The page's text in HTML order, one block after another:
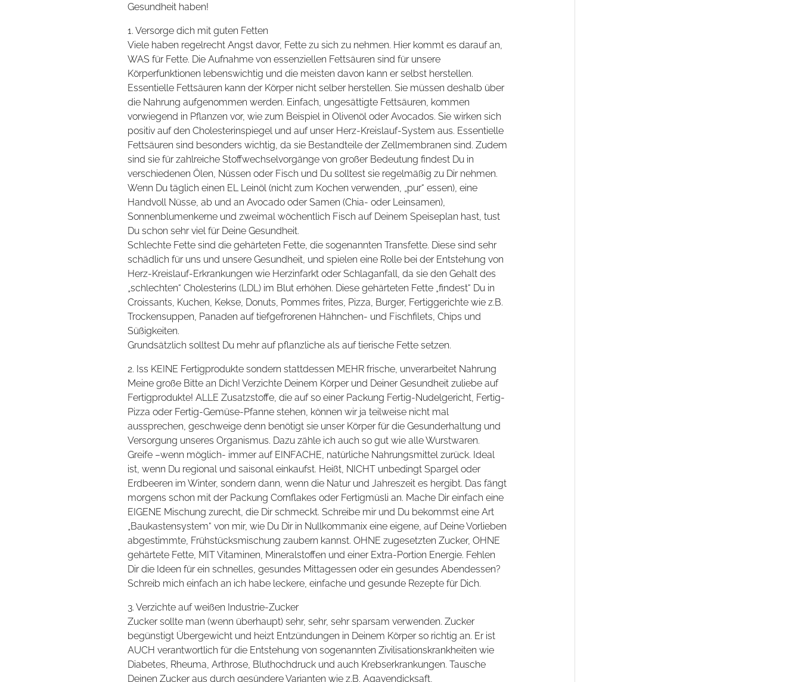
Gesundheit haben!
1. Versorge dich mit guten Fetten
Viele haben regelrecht Angst davor, Fette zu sich zu nehmen. Hier kommt es darauf an,
WAS für Fette. Die Aufnahme von essenziellen Fettsäuren sind für unsere
Körperfunktionen lebenswichtig und die meisten davon kann er selbst herstellen.
Essentielle Fettsäuren kann der Körper nicht selber herstellen. Sie müssen deshalb über
die Nahrung aufgenommen werden. Einfach, ungesättigte Fettsäuren, kommen
vorwiegend in Pflanzen vor, wie zum Beispiel in Olivenöl oder Avocados. Sie wirken sich
positiv auf den Cholesterinspiegel und auf unser Herz-Kreislauf-System aus. Essentielle
Fettsäuren sind besonders wichtig, da sie Bestandteile der Zellmembranen sind. Zudem
sind sie für zahlreiche Stoffwechselvorgänge von großer Bedeutung findest Du in
verschiedenen Ölen, Nüssen oder Fisch und Du solltest sie regelmäßig zu Dir nehmen.
Wenn Du täglich einen EL Leinöl (nicht zum Kochen verwenden, „pur“ essen), eine
Handvoll Nüsse, ab und an Avocado oder Samen (Chia- oder Leinsamen),
Sonnenblumenkerne und zweimal wöchentlich Fisch auf Deinem Speiseplan hast, tust
Du schon sehr viel für Deine Gesundheit.
Schlechte Fette sind die gehärteten Fette, die sogenannten Transfette. Diese sind sehr
schädlich für uns und unsere Gesundheit, und spielen eine Rolle bei der Entstehung von
Herz-Kreislauf-Erkrankungen wie Herzinfarkt oder Schlaganfall, da sie den Gehalt des
„schlechten“ Cholesterins (LDL) im Blut erhöhen. Diese gehärteten Fette „findest“ Du in
Croissants, Kuchen, Kekse, Donuts, Pommes frites, Pizza, Burger, Fertiggerichte wie z.B.
Trockensuppen, Panaden auf tiefgefrorenen Hähnchen- und Fischfilets, Chips und
Süßigkeiten.
Grundsätzlich solltest Du mehr auf pflanzliche als auf tierische Fette setzen.
2. Iss KEINE Fertigprodukte sondern stattdessen MEHR frische, unverarbeitet Nahrung
Meine große Bitte an Dich! Verzichte Deinem Körper und Deiner Gesundheit zuliebe auf
Fertigprodukte! ALLE Zusatzstoffe, die auf so einer Packung Fertig-Nudelgericht, Fertig-
Pizza oder Fertig-Gemüse-Pfanne stehen, können wir ja teilweise nicht mal
aussprechen, geschweige denn benötigt sie unser Körper für die Gesunderhaltung und
Versorgung unseres Organismus. Dazu zähle ich auch so gut wie alle Wurstwaren.
Greife –wenn möglich- immer auf EINFACHE, natürliche Nahrungsmittel zurück. Ideal
ist, wenn Du regional und saisonal einkaufst. Heißt, NICHT unbedingt Spargel oder
Erdbeeren im Winter, sondern dann, wenn die Natur und Jahreszeit es hergibt. Das fängt
morgens schon mit der Packung Cornflakes oder Fertigmüsli an. Mache Dir einfach eine
EIGENE Mischung zurecht, die Dir schmeckt. Schreibe mir und Du bekommst eine Art
„Baukastensystem“ von mir, wie Du Dir in Nullkommanix eine eigene, auf Deine Vorlieben
abgestimmte, Frühstücksmischung zaubern kannst. OHNE zugesetzten Zucker, OHNE
gehärtete Fette, MIT Vitaminen, Mineralstoffen und einer Extra-Portion Energie. Fehlen
Dir die Ideen für ein schnelles, gesundes Mittagessen oder ein gesundes Abendessen?
Schreib mich einfach an ich habe leckere, einfache und gesunde Rezepte für Dich.
3. Verzichte auf weißen Industrie-Zucker
Zucker sollte man (wenn überhaupt) sehr, sehr, sehr sparsam verwenden. Zucker
begünstigt Übergewicht und heizt Entzündungen in Deinem Körper so richtig an. Er ist
AUCH verantwortlich für die Entstehung von sogenannten Zivilisationskrankheiten wie
Diabetes, Rheuma, Arthrose, Bluthochdruck und auch Krebserkrankungen. Tausche
Deinen Zucker aus durch gesündere Varianten wie z.B. Agavendicksaft,